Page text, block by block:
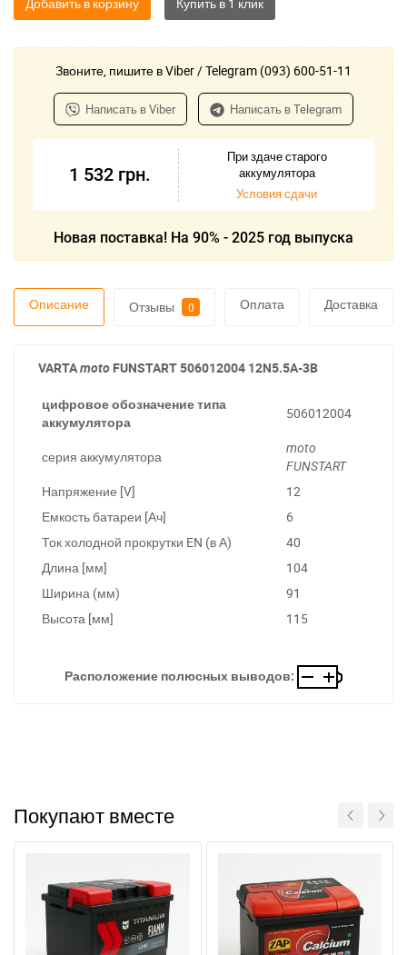
Звоните, пишите в Viber / Telegram (093) 600-51-11
Написать в Viber Написать в Telegram
1 532 грн.
При здаче старого
аккумулятора
Условия сдачи
Новая поставка! На 90% - 2025 год выпуска
Описание Отзывы 0 Оплата Доставка
VARTAmoto FUNSTART506012004 12N5.5A-3B
цифровое обозначение типа
аккумулятора
506012004
серия аккумулятора
moto
FUNSTART
Напряжение [V]
12
Емкость батареи [Ач]
6
Ток холодной прокрутки EN (в А)
40
Длина [мм]
104
Ширина (мм)
91
Высота [мм]
115
Расположение полюсных выводов:
Покупают вместе
При отсутствии связи - пишите, звоните в Viber /
Написать в Viber Написать в Telegram